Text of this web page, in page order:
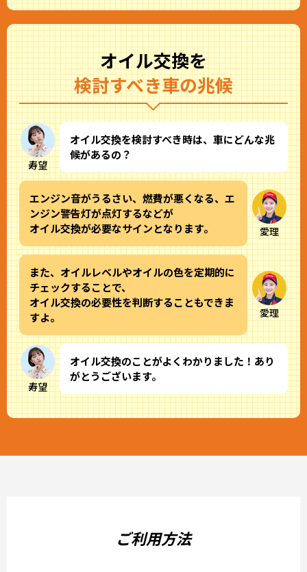
オイル交換を
検討すべき車の兆候
寿望
オイル交換を検討すべき時は、車にどんな兆
候があるの？
愛理
エンジン音がうるさい、燃費が悪くなる、エ
ンジン警告灯が点灯するなどが
オイル交換が必要なサインとなります。
愛理
また、オイルレベルやオイルの色を定期的に
チェックすることで、
オイル交換の必要性を判断することもできま
すよ。
寿望
オイル交換のことがよくわかりました！あり
がとうございます。
ご利用方法